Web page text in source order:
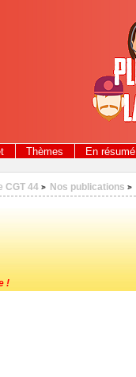
Thèmes En résumé
CGT 44 > Nos publications >
!